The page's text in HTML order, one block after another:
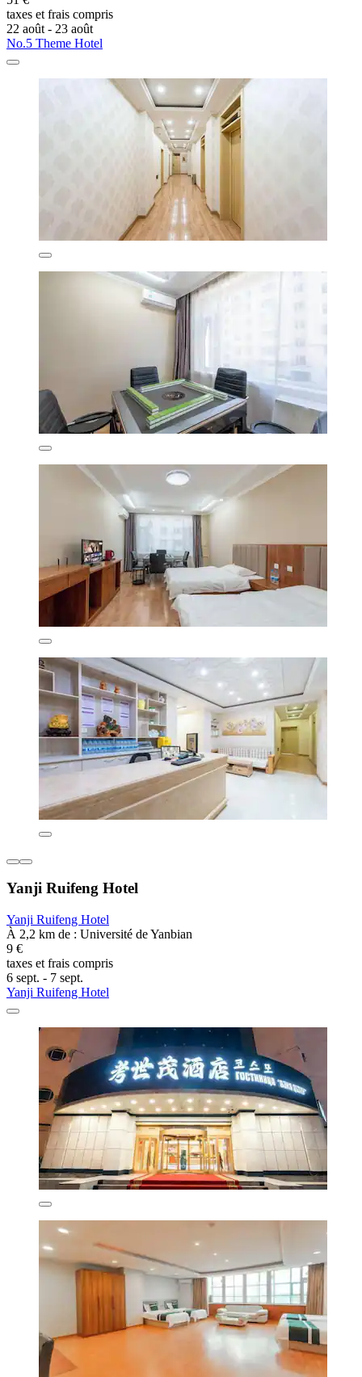
taxes et frais compris
22 août - 23 août
No.5 Theme Hotel
Yanji Ruifeng Hotel
Yanji Ruifeng Hotel
À 2,2 km de : Université de Yanbian
9 €
taxes et frais compris
6 sept. - 7 sept.
Yanji Ruifeng Hotel